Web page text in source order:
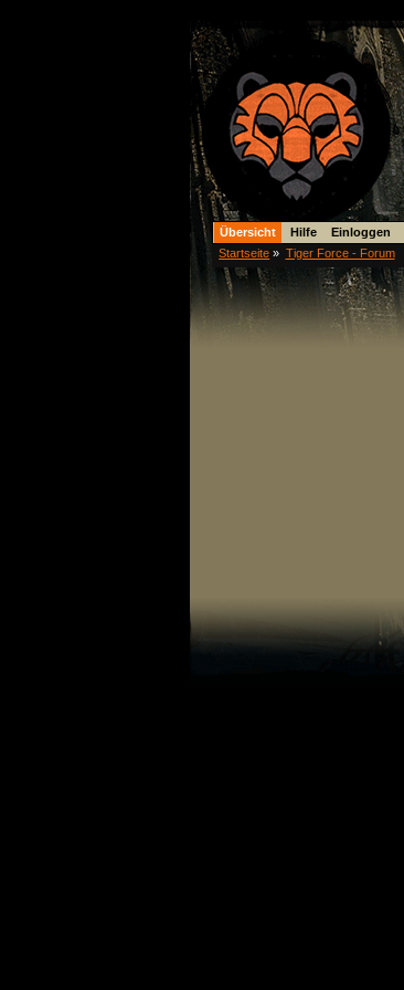
Übersicht Hilfe Einloggen
Startseite » Tiger Force - Forum